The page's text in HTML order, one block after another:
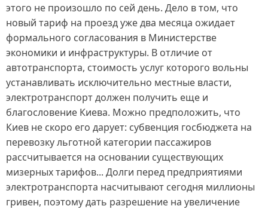
этого не произошло по сей день. Дело в том, что
новый тариф на проезд уже два месяца ожидает
формального согласования в Министерстве
экономики и инфраструктуры. В отличие от
автотранспорта, стоимость услуг которого вольны
устанавливать исключительно местные власти,
электротранспорт должен получить еще и
благословение Киева. Можно предположить, что
Киев не скоро его дарует: субвенция госбюджета на
перевозку льготной категории пассажиров
рассчитывается на основании существующих
мизерных тарифов... Долги перед предприятиями
электротранспорта насчитывают сегодня миллионы
гривен, поэтому дать разрешение на увеличение